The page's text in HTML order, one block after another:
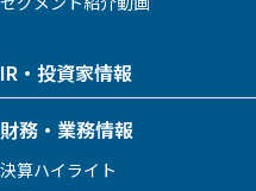
IR・投資家情報
財務・業務情報
決算ハイライト